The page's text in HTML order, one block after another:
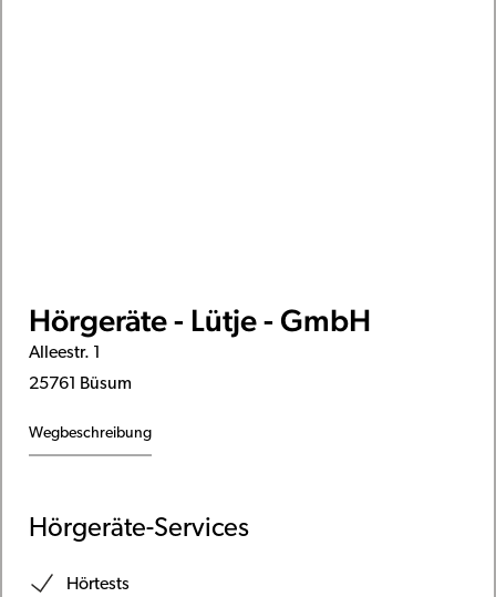
Hörgeräte - Lütje - GmbH
Alleestr. 1
25761 Büsum
Wegbeschreibung
Hörgeräte-Services
Hörtests